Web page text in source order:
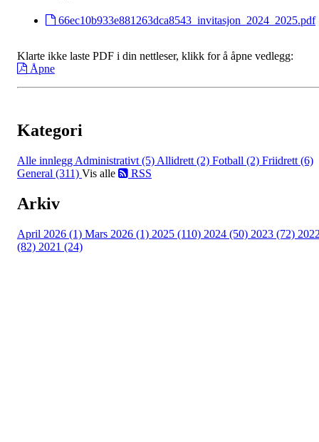
66ec10b933e881263dca8543_invitasjon_2024_2025.pdf
Klarte ikke laste PDF i din nettleser, klikk for å åpne vedlegg:
Åpne
Kategori
Alle innlegg Administrativt (5) Allidrett (2) Fotball (2) Friidrett (6)
General (311) Vis alle RSS
Arkiv
April 2026 (1) Mars 2026 (1) 2025 (110) 2024 (50) 2023 (72)
(82) 2021 (24)